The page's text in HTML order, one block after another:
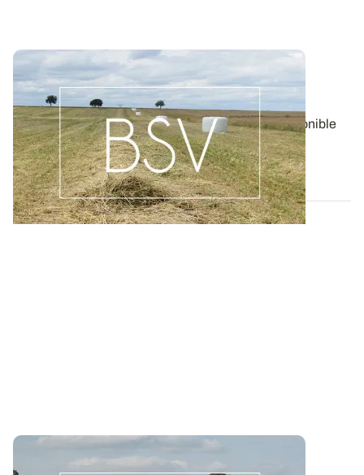
Bulletin de santé du Végétal - Lorraine :
Pommes de terre
Aujourd'hui, le BSV Pommes de terre n°17 est disponible
pour la région LORRAINE.
06 AOÛT 2026
Bulletin de santé du Végétal - Bourgogne-